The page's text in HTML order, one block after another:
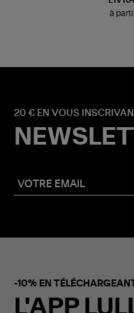
à
20 € EN VOUS
-10% EN
L'APP